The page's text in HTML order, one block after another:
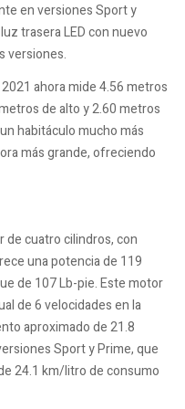
en versiones Sport y
trasera LED con nuevo
versiones.
ahora mide 4.56 metros
de alto y 2.60 metros
habitáculo mucho más
más grande, ofreciendo
de cuatro cilindros, con
una potencia de 119
de 107 Lb-pie. Este motor
de 6 velocidades en la
aproximado de 21.8
Sport y Prime, que
24.1 km/litro de consumo